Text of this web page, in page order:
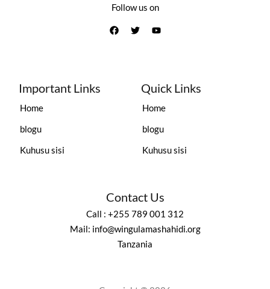
Follow us on
Important Links
Home
blogu
Kuhusu sisi
Quick Links
Home
blogu
Kuhusu sisi
Contact Us
Call : +255 789 001 312
Mail: info@wingulamashahidi.org
Tanzania